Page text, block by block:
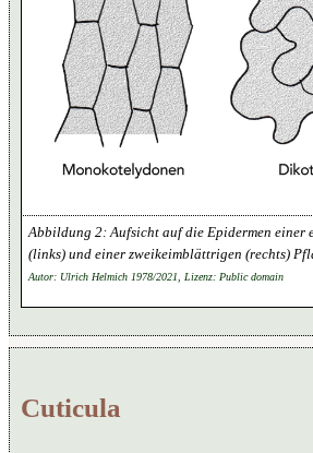
Aufsicht auf die Epidermen einer
(links) und einer zweikeimblättrigen (rechts)
Autor: Ulrich Helmich 1978/2021, Lizenz: Public domain
Cuticula